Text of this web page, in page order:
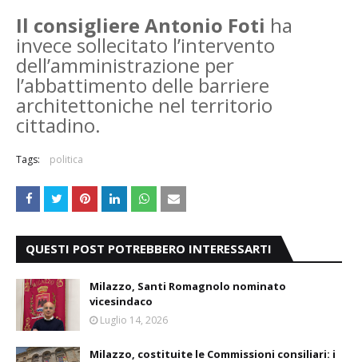
Il consigliere Antonio Foti ha
invece sollecitato l’intervento
dell’amministrazione per
l’abbattimento delle barriere
architettoniche nel territorio
cittadino.
Tags: politica
QUESTI POST POTREBBERO INTERESSARTI
Milazzo, Santi Romagnolo nominato
vicesindaco
Luglio 14, 2026
Milazzo, costituite le Commissioni consiliari: i